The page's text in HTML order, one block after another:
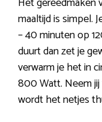
maaltijd is simpel.
– 40 minuten op
duurt dan zet je
verwarm je het in
800 Watt. Neem
wordt het netjes